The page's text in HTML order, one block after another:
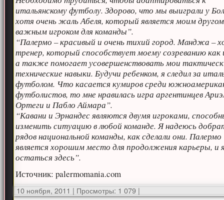
итальянскому футболу. Здорово, что мы выиграли у
хотя очень жаль Абеля, который является моим
важным игроком для команды”.
“Палермо – красивый и очень тихий город. Maнджа –
тренер, который способствует моему созреванию как
а также помогает усовершенствовать мои
технические навыки. Будучи ребенком, я следил за
футболом. Что касается кумиров среди
футболистов, то мне нравилась игра аргентинцев
Ортеги и Пабло Аймара”.
“Кавани и Эрнандес являются двумя игроками,
изменить ситуацию в любой команде. Я надеюсь
рядов национальной команды, как сделали они. Палермо
является хорошим место для продолжения карьеры, и
остаться здесь”.
Источник: palermomania.com
10 ноября, 2011 | Просмотры: 1 079 |